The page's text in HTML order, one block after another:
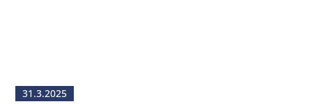
31.3.2025